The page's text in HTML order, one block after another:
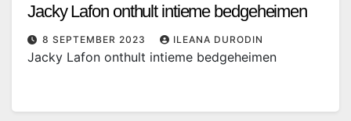
Jacky Lafon onthult intieme bedgeheimen
8 SEPTEMBER 2023 ILEANA DURODIN
Jacky Lafon onthult intieme bedgeheimen